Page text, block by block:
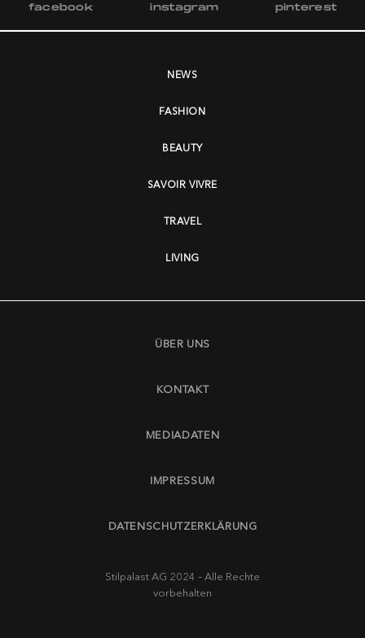
facebook instagram pinterest
NEWS
FASHION
BEAUTY
SAVOIR VIVRE
TRAVEL
LIVING
ÜBER UNS
KONTAKT
MEDIADATEN
IMPRESSUM
DATENSCHUTZERKLÄRUNG
Stilpalast AG 2024 – Alle Rechte
vorbehalten